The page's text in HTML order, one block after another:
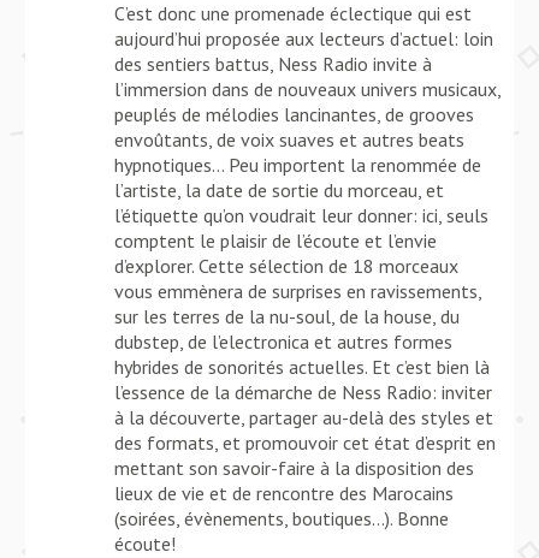
C’est donc une promenade éclectique qui est
aujourd’hui proposée aux lecteurs d’actuel: loin
des sentiers battus, Ness Radio invite à
l’immersion dans de nouveaux univers musicaux,
peuplés de mélodies lancinantes, de grooves
envoûtants, de voix suaves et autres beats
hypnotiques… Peu importent la renommée de
l’artiste, la date de sortie du morceau, et
l’étiquette qu’on voudrait leur donner: ici, seuls
comptent le plaisir de l’écoute et l’envie
d’explorer. Cette sélection de 18 morceaux
vous emmènera de surprises en ravissements,
sur les terres de la nu-soul, de la house, du
dubstep, de l’electronica et autres formes
hybrides de sonorités actuelles. Et c’est bien là
l’essence de la démarche de Ness Radio: inviter
à la découverte, partager au-delà des styles et
des formats, et promouvoir cet état d’esprit en
mettant son savoir-faire à la disposition des
lieux de vie et de rencontre des Marocains
(soirées, évènements, boutiques…). Bonne
écoute!